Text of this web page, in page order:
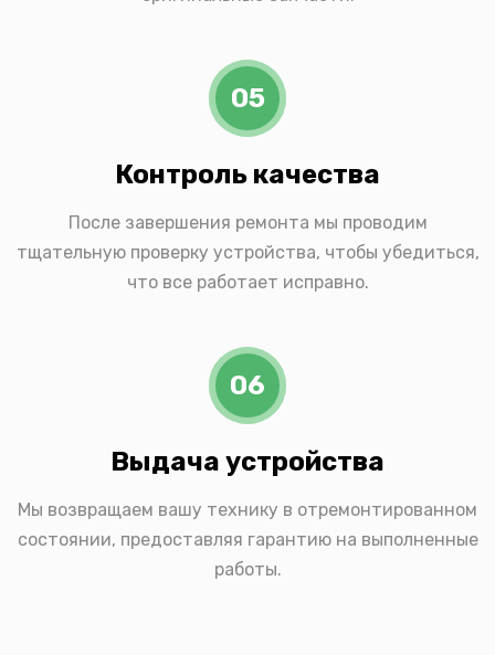
05
Контроль качества
После завершения ремонта мы проводим
тщательную проверку устройства, чтобы убедиться,
что все работает исправно.
06
Выдача устройства
Мы возвращаем вашу технику в отремонтированном
состоянии, предоставляя гарантию на выполненные
работы.